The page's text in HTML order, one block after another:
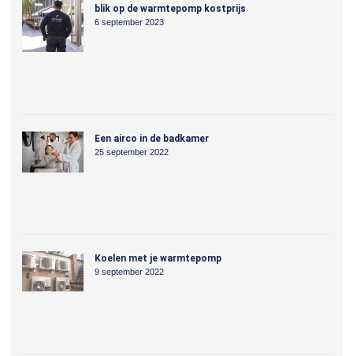
blik op de warmtepomp kostprijs
6 september 2023
Een airco in de badkamer
25 september 2022
Koelen met je warmtepomp
9 september 2022